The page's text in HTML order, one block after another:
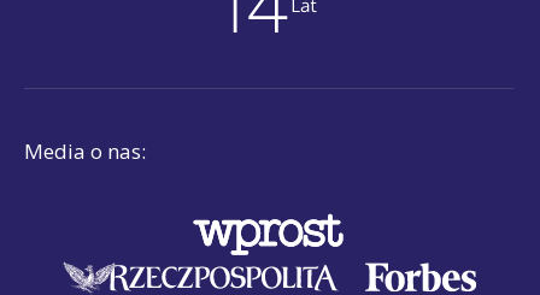
Media o nas: